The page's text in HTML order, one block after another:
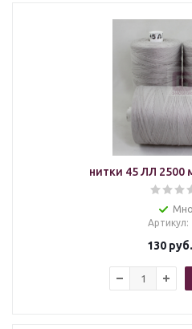
нитки 45 ЛЛ 2500
Артикул:
130руб.